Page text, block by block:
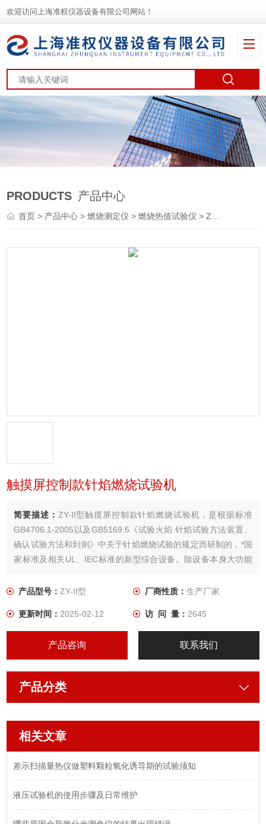
欢迎访问上海准权仪器设备有限公司网站！
PRODUCTS 产品中心
首页> 产品中心 >燃烧测定仪 >燃烧热值试验仪 > ZY-II型触摸屏控制款针焰燃烧试验机
触摸屏控制款针焰燃烧试验机
简要描述： ZY-II型触摸屏控制款针焰燃烧试验机，是根据标准
GB4706.1-2005以及GB5169.5《试验火焰 针焰试验方法装置、
确认试验方法和到则》中关于针焰燃烧试验的规定而研制的，*国
家标准及相关UL、IEC标准的新型综合设备。除设备本身大功能
产品型号：ZY-II型 厂商性质： 生产厂家
更新时间：2025-02-12 访 问 量： 2645
产品咨询 联系我们
产品分类
相关文章
差示扫描量热仪做塑料颗粒氧化诱导期的试验须知
液压试验机的使用步骤及日常维护